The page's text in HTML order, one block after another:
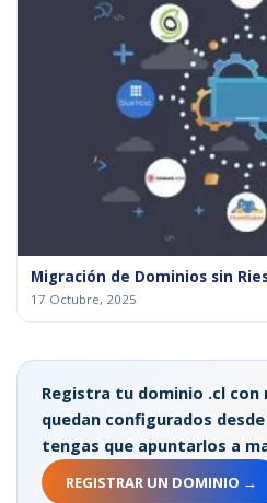
Migración de Dominios sin
17 Octubre, 2025
Registra tu dominio .cl con
quedan configurados
tengas que apuntarlos a
REGISTRAR UN DOMINIO →